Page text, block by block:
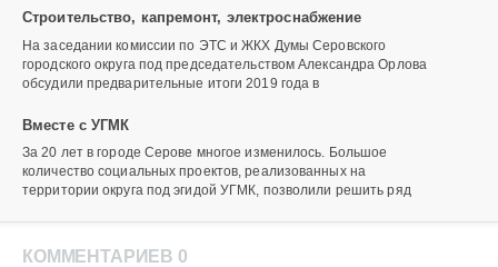
Строительство, капремонт, электроснабжение
На заседании комиссии по ЭТС и ЖКХ Думы Серовского
городского округа под председательством Александра Орлова
обсудили предварительные итоги 2019 года в
Вместе с УГМК
За 20 лет в городе Серове многое изменилось. Большое
количество социальных проектов, реализованных на
территории округа под эгидой УГМК, позволили решить ряд
КОММЕНТАРИЕВ 0